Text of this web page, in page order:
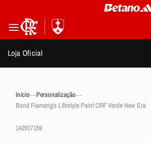
Loja Oficial
Início
Personalização
Boné Flamengo Lifestyle Paint CRF Verde New Era
142917159